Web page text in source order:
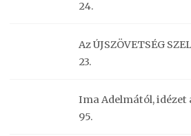
24.
Az ÚJSZÖVETSÉG
23.
Ima Adelmától, idézet
95.